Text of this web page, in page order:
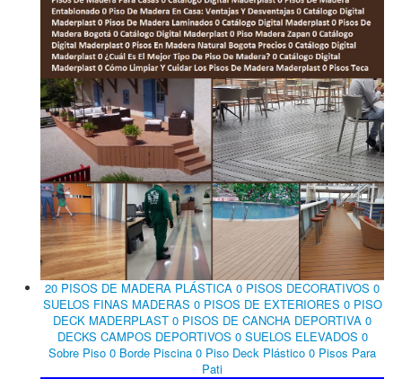
20 PISOS DE MADERA PLÁSTICA 0 PISOS DECORATIVOS 0
SUELOS FINAS MADERAS 0 PISOS DE EXTERIORES 0 PISO
DECK MADERPLAST 0 PISOS DE CANCHA DEPORTIVA 0
DECKS CAMPOS DEPORTIVOS 0 SUELOS ELEVADOS 0
Sobre Piso 0 Borde Piscina 0 Piso Deck Plástico 0 Pisos Para
Pati